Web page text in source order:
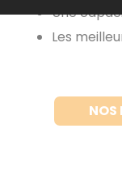
Une
Les
NOS